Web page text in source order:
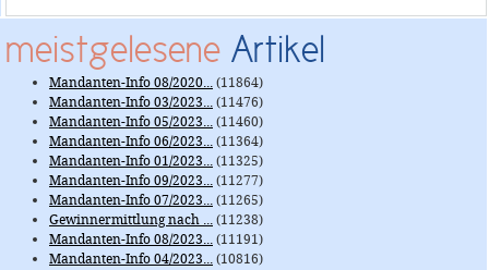
meistgelesene Artikel
Mandanten-Info 08/2020...(11864)
Mandanten-Info 03/2023...(11476)
Mandanten-Info 05/2023...(11460)
Mandanten-Info 06/2023...(11364)
Mandanten-Info 01/2023...(11325)
Mandanten-Info 09/2023...(11277)
Mandanten-Info 07/2023...(11265)
Gewinnermittlung nach ...(11238)
Mandanten-Info 08/2023...(11191)
Mandanten-Info 04/2023...(10816)